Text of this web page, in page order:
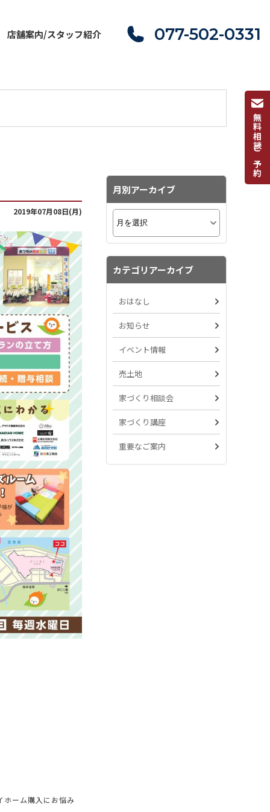
店舗案内/スタッフ紹介 077-502-0331
無料相談ご予約
2019年07月08日(月)
ホーム購入にお悩み
月別アーカイブ
カテゴリアーカイブ
おはなし
お知らせ
イベント情報
売土地
家づくり相談会
家づくり講座
重要なご案内